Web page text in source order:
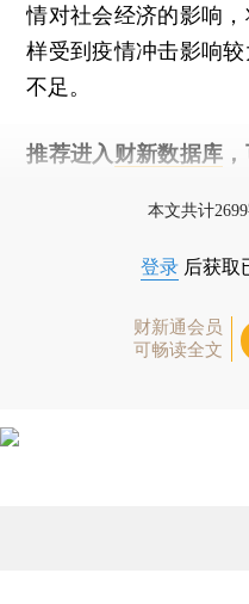
情对社会经济的影响
样受到疫情冲击影响
不足。
推荐进入 财新数据库
本文共计
登录 后获取
财新通会员
可畅读全文